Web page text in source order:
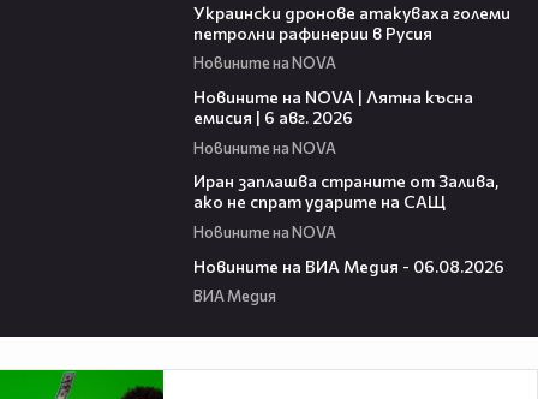
Украински дронове атакуваха големи
петролни рафинерии в Русия
Новините на NOVA
Новините на NOVA | Лятна късна
емисия | 6 авг. 2026
Новините на NOVA
Иран заплашва страните от Залива,
ако не спрат ударите на САЩ
Новините на NOVA
Новините на ВИА Медия - 06.08.2026
ВИА Медия